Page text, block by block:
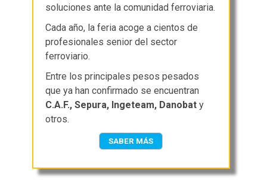
soluciones ante la comunidad ferroviaria.
Cada año, la feria acoge a cientos de
profesionales senior del sector
ferroviario.
Entre los principales pesos pesados
que ya han confirmado se encuentran
C.A.F., Sepura, Ingeteam, Danobaty
otros.
SABER MÁS